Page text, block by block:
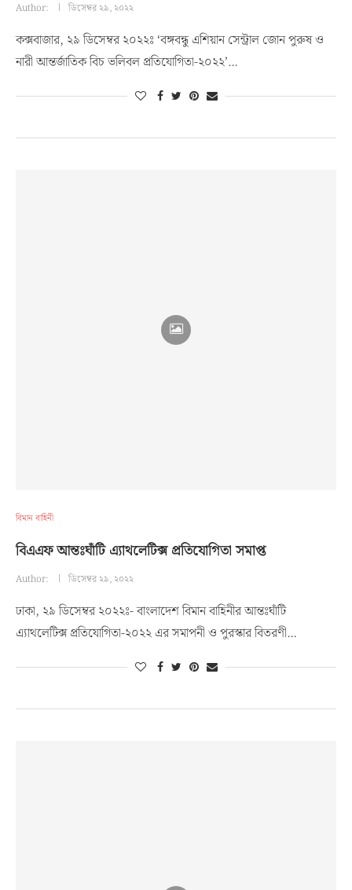
Author: ডিসেম্বর ২৯, ২০২২
কক্সবাজার, ২৯ ডিসেম্বর ২০২২ঃ ‘বঙ্গবন্ধু এশিয়ান সেন্ট্রাল জোন পুরুষ ও
নারী আন্তর্জাতিক বিচ ভলিবল প্রতিযোগিতা-২০২২’…
বিমান বাহিনী
বিএএফ আন্তঃঘাঁটি এ্যাথলেটিক্স প্রতিযোগিতা সমাপ্ত
Author: ডিসেম্বর ২৯, ২০২২
ঢাকা, ২৯ ডিসেম্বর ২০২২ঃ- বাংলাদেশ বিমান বাহিনীর আন্তঃঘাঁটি
এ্যাথলেটিক্স প্রতিযোগিতা-২০২২ এর সমাপনী ও পুরস্কার বিতরণী…